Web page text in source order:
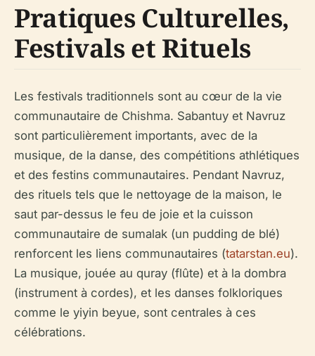
Pratiques Culturelles,
Festivals et Rituels
Les festivals traditionnels sont au cœur de la vie
communautaire de Chishma. Sabantuy et Navruz
sont particulièrement importants, avec de la
musique, de la danse, des compétitions athlétiques
et des festins communautaires. Pendant Navruz,
des rituels tels que le nettoyage de la maison, le
saut par-dessus le feu de joie et la cuisson
communautaire de sumalak (un pudding de blé)
renforcent les liens communautaires (tatarstan.eu).
La musique, jouée au quray (flûte) et à la dombra
(instrument à cordes), et les danses folkloriques
comme le yiyin beyue, sont centrales à ces
célébrations.